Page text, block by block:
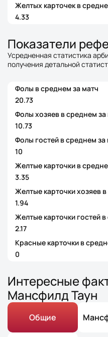
Желтых карточек в
4.33
Показатели
Усредненная статистика
получения детальной
Фолы в среднем за матч
20.73
Фолы хозяев в среднем за
10.73
Фолы гостей в среднем за
10
Желтые карточки в
3.35
Желтые карточки хозяев
1.94
Желтые карточки гостей
2.17
Красные карточки в
0
Интересные
Мансфилд Таун
Общие